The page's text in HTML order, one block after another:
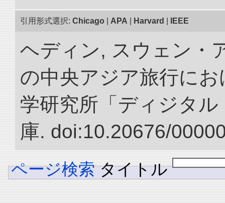
引用形式選択: Chicago APA Harvard IEEE
ヘディン, スウェン・
の中央アジア旅行にお
学研究所「ディジタ
庫. doi:10.20676/
ページ検索 タイトル